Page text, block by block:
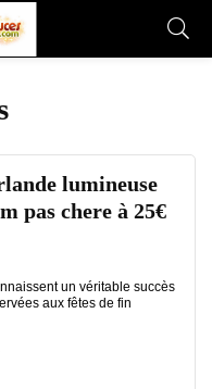
lumineuse
pas chere à 25€
un véritable succès
aux fêtes de fin